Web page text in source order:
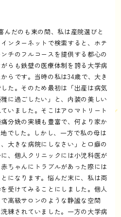
んだのも束の間、私は産院選びと
ンターネットで検索すると、ホテ
チのフルコースを提供する都心の
らも鉄壁の医療体制を誇る大学病
らです。当時の私は34歳で、大き
た。そのため最初は「出産は病気
に過ごしたい」と、内装の美しい
いました。そこはアロマトリート
分娩の実績も豊富で、何より家か
でした。しかし、一方で私の母は
大きな病院にしなさい」と口癖の
、個人クリニックには小児科医が
ちゃんにトラブルがあった際には
になります。悩んだ末に、私は両
受けてみることにしました。個人
高級サロンのような静謐な空間
練されていました。一方の大学病